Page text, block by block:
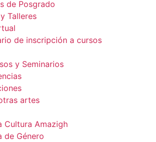
de Posgrado
Talleres
de inscripción a cursos
y Seminarios
artes
Cultura Amazigh
de Género